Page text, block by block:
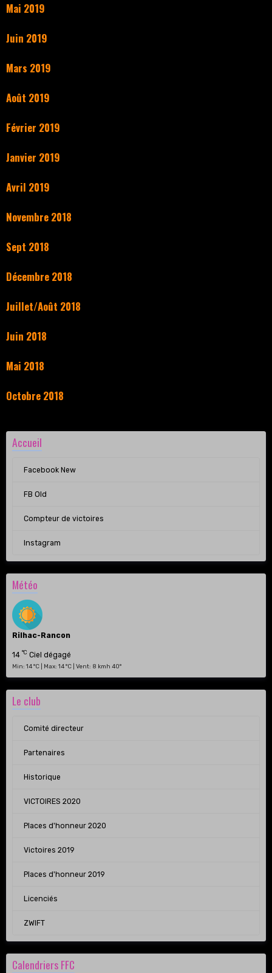
Mai 2019
Juin 2019
Mars 2019
Août 2019
Février 2019
Janvier 2019
Avril 2019
Novembre 2018
Sept 2018
Décembre 2018
Juillet/Août 2018
Juin 2018
Mai 2018
Octobre 2018
Accueil
Facebook New
FB Old
Compteur de victoires
Instagram
Météo
Rilhac-Rancon
14 °C Ciel dégagé
Min: 14 °C | Max: 14 °C | Vent: 8 kmh 40°
Le club
Comité directeur
Partenaires
Historique
VICTOIRES 2020
Places d'honneur 2020
Victoires 2019
Places d'honneur 2019
Licenciés
ZWIFT
Calendriers FFC